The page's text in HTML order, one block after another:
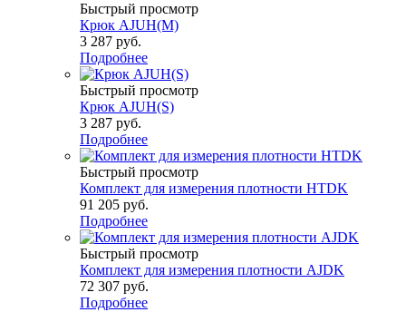
Быстрый просмотр
Крюк AJUH(M)
3 287 руб.
Подробнее
Быстрый просмотр
Крюк AJUH(S)
3 287 руб.
Подробнее
Быстрый просмотр
Комплект для измерения плотности HTDK
91 205 руб.
Подробнее
Быстрый просмотр
Комплект для измерения плотности AJDK
72 307 руб.
Подробнее